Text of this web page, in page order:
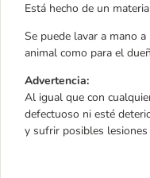
Está hecho de un
Se puede lavar a mano
animal como para el
Advertencia:
Al igual que con
defectuoso ni esté
y sufrir posibles